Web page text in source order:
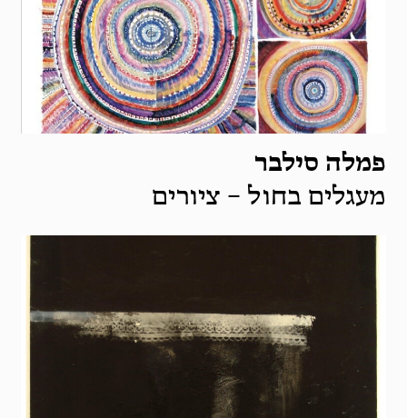
פמלה סילבר
מעגלים בחול – ציורים